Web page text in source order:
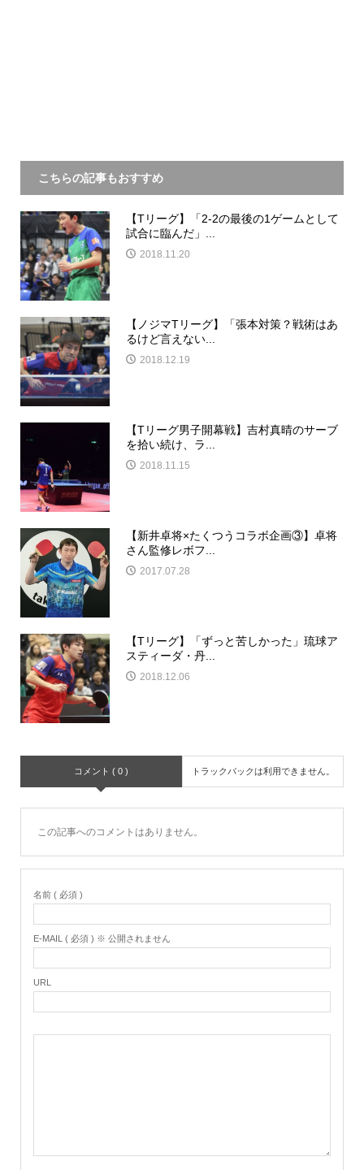
こちらの記事もおすすめ
【Tリーグ】「2-2の最後の1ゲームとして
試合に臨んだ」...
2018.11.20
【ノジマTリーグ】「張本対策？戦術はあ
るけど言えない...
2018.12.19
【Tリーグ男子開幕戦】吉村真晴のサーブ
を拾い続け、ラ...
2018.11.15
【新井卓将×たくつうコラボ企画③】卓将
さん監修レボフ...
2017.07.28
【Tリーグ】「ずっと苦しかった」琉球ア
スティーダ・丹...
2018.12.06
コメント ( 0 ) トラックバックは利用できません。
この記事へのコメントはありません。
名前 ( 必須 )
E-MAIL ( 必須 ) ※ 公開されません
URL